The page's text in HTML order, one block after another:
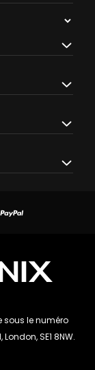
sous le numéro
SE1 8NW.